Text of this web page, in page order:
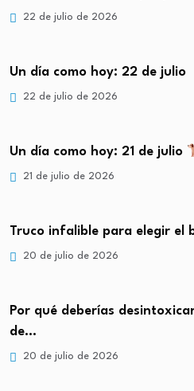
22 de julio de 2026
Un día como hoy: 22 de julio
22 de julio de 2026
Un día como hoy: 21 de julio
21 de julio de 2026
Truco infalible para elegir el
20 de julio de 2026
Por qué deberías
de…
20 de julio de 2026